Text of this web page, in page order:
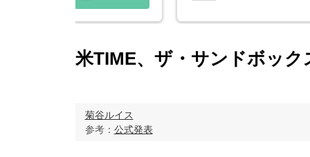
米TIME、ザ・サンドボッ
菊谷ルイス
参考： 公式発表